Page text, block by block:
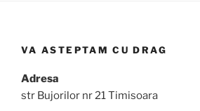
VA ASTEPTAM CU DRAG
Adresa
str Bujorilor nr 21 Timisoara